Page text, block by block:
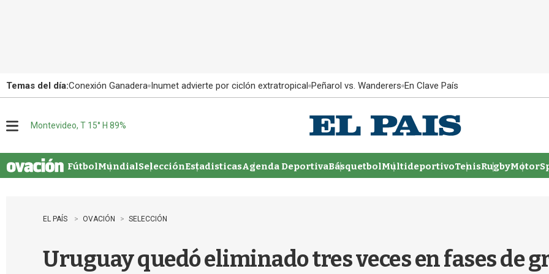
Temas del día:Conexión Ganadera Inumet advierte por ciclón extratropical Peñarol vs. Wanderers En Clave País
u
Montevideo, T 15° H 89%
FútbolMundialSelecciónEstadisticasAgenda DeportivaBásquetbolMultideportivoTenisRugby
EL PAÍS OVACIÓN SELECCIÓN
Uruguay quedó eliminado tres veces en fases de